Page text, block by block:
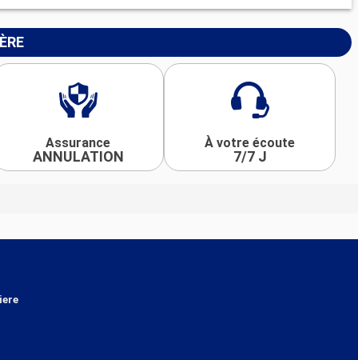
Assurance
ANNULATION
À votre écoute
7/7 J